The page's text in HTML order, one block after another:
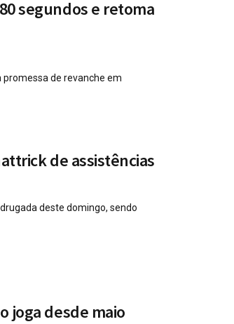
segundos e retoma
de revanche em
de assistências
deste domingo, sendo
joga desde maio